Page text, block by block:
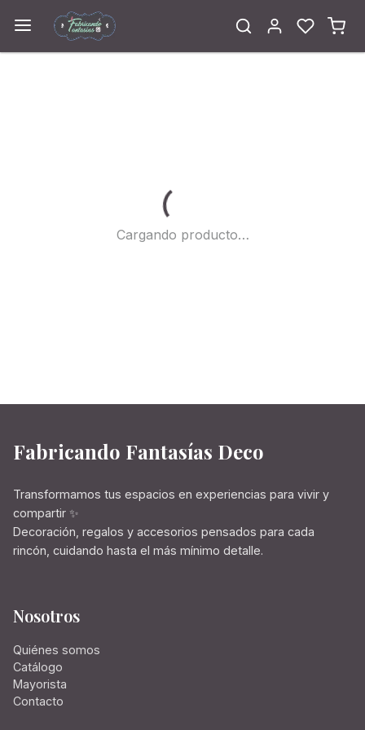
Cargando...
Cargando producto…
Fabricando Fantasías Deco
Transformamos tus espacios en experiencias para vivir y
compartir ✨
Decoración, regalos y accesorios pensados para cada
rincón, cuidando hasta el más mínimo detalle.
Nosotros
Quiénes somos
Catálogo
Mayorista
Contacto